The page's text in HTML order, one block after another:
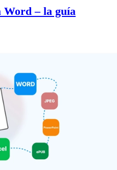
Word – la guía